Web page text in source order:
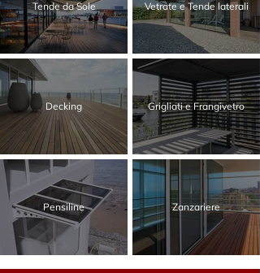
Tende da Sole Vetrate e Tende laterali
Decking Grigliati e Frangivetro
Pensiline Zanzariere